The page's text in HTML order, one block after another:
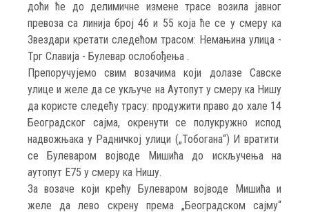
доћи ће до делимичне измене трасе возила јавног
превоза са линија број 46 и 55 која ће се у смеру ка
Звездари кретати следећом трасом: Немањина улица -
Трг Славија - Булевар ослобођења .
Препоручујемо свим возачима који долазе Савске
улице и желе да се укључе на Аутопут у смеру ка Нишу
да користе следећу трасу: продужити право до хале 14
Београдског сајма, окренути се полукружно испод
надвожњака у Радничкој улици („Тобогана“) И вратити
се Булеваром војводе Мишића до искључења на
аутопут Е75 у смеру ка Нишу.
За возаче који крећу Булеваром војводе Мишића и
желе да лево скрену према „Београдском сајму“